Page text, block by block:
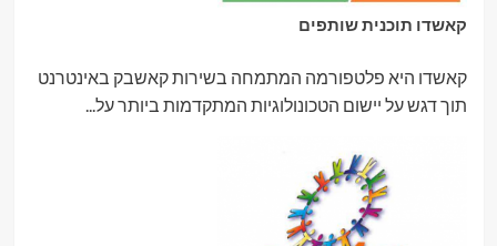
קאשדו תוכנית שותפים
קאשדו היא פלטפורמה המתמחה בשירות קאשבק באינטרנט
תוך דגש על יישום הטכונולוגיות המתקדמות ביותר על...